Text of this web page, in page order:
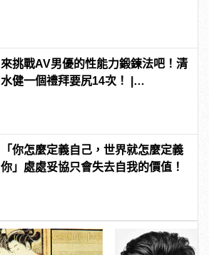
來挑戰AV男優的性能力鍛鍊法吧！清
水健一個禮拜要尻14次！ |
「你怎麼定義自己，世界就怎麼定義
你」處處妥協只會失去自我的價值！